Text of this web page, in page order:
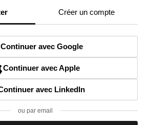
Créer un compte
Continuer avec Google
Continuer avec Apple
avec LinkedIn
ou par email